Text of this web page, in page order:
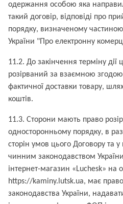
одержання особою яка
такий договір, відповіді про
порядку, визначеному
України "Про електронну
11.2. До закінчення терміну
розірваний за взаємною
фактичної доставки товару,
коштів.
11.3. Сторони мають право
односторонньому порядку, в
сторін умов цього Договору та
чинним законодавством
інтернет-магазин «Luchesk» на
https://kaminy.lutsk.ua, має
законодавства України,